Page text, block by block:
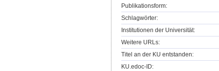
Publikationsform:
Schlagwörter:
Institutionen der Universität:
Weitere URLs:
Titel an der KU entstanden:
KU.edoc-ID: